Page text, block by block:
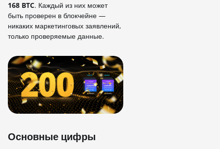
168 BTC. Каждый из них может
быть проверен в блокчейне —
никаких маркетинговых заявлений,
только проверяемые данные.
Основные цифры